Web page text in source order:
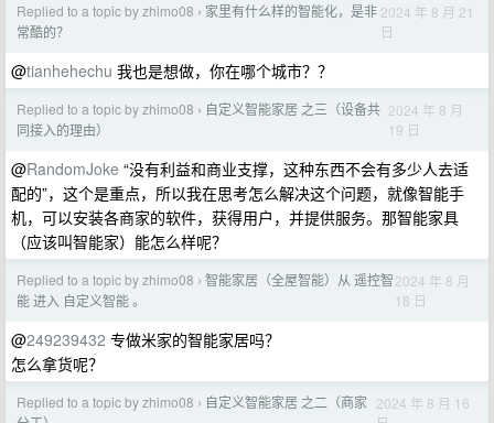
Replied to a topic by zhimo08 › 家里有什么样的智能化，是非
常酷的？
2024 年 8 月 21
日
@tianhehechu 我也是想做，你在哪个城市？？
Replied to a topic by zhimo08 › 自定义智能家居 之三（设备共
同接入的理由）
2024 年 8 月
19 日
@RandomJoke “没有利益和商业支撑，这种东西不会有多少人去适
配的”，这个是重点，所以我在思考怎么解决这个问题，就像智能手
机，可以安装各商家的软件，获得用户，并提供服务。那智能家具
（应该叫智能家）能怎么样呢？
Replied to a topic by zhimo08 › 智能家居（全屋智能）从 遥控智
能 进入 自定义智能 。
2024 年 8 月
18 日
@249239432 专做米家的智能家居吗？
怎么拿货呢？
Replied to a topic by zhimo08 › 自定义智能家居 之二（商家 2024 年 8 月 16